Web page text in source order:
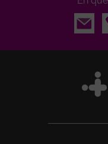
Email